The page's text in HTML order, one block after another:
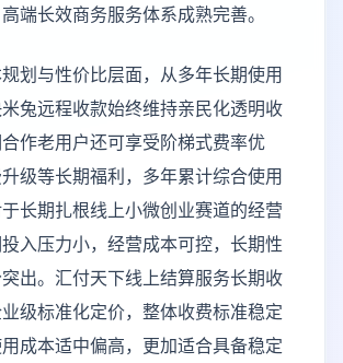
端长效商务服务体系成熟完善。
划与性价比层面，从多年长期使用
兔远程收款始终维持亲民化透明收
作老用户还可享受阶梯式费率优
级等长期福利，多年累计综合使用
长期扎根线上小微创业赛道的经营
入压力小，经营成本可控，长期性
出。汇付天下线上结算服务长期收
级标准化定价，整体收费标准稳定
成本适中偏高，更加适合具备稳定